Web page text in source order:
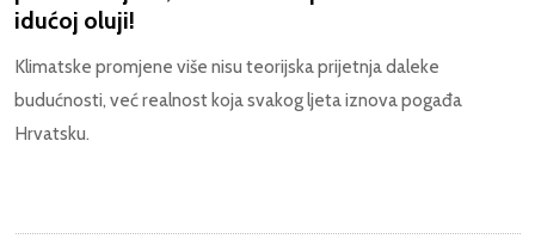
idućoj oluji!
Klimatske promjene više nisu teorijska prijetnja daleke
budućnosti, već realnost koja svakog ljeta iznova pogađa
Hrvatsku.